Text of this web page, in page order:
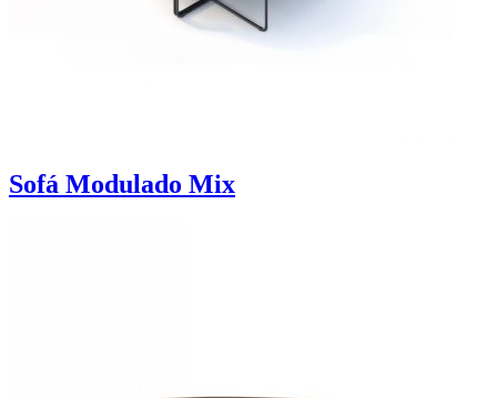
Sofá Modulado Mix